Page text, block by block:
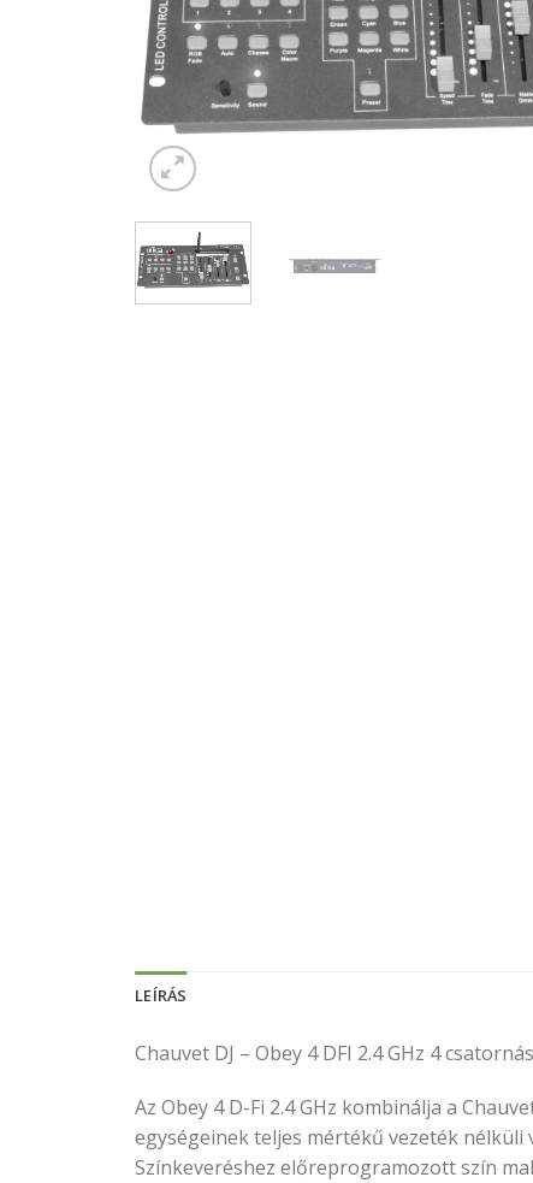
LEÍRÁS
Chauvet DJ – Obey 4 DFI 2.4 GHz 4
Az Obey 4 D-Fi 2.4 GHz kombinálja a
egységeinek teljes mértékű vezeték
Színkeveréshez előreprogramozott szín